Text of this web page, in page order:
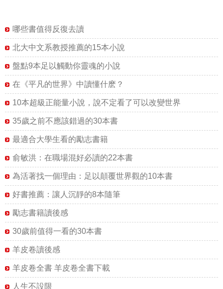
哪些書值得反復去讀
北大中文系教授推薦的15本小說
盤點9本足以觸動你靈魂的小說
在《平凡的世界》中讀懂什麽？
10本超級正能量小說，說不定看了可以改變世界
35歲之前不應該錯過的30本書
最適合大學生看的勵志書籍
俞敏洪：在職場混好必讀的22本書
為活著找一個理由：足以顛覆世界觀的10本書
好書推薦：讓人沉靜的8本隨筆
勵志書籍讀後感
30歲前值得一看的30本書
羊皮卷讀後感
羊皮卷全書 羊皮卷全書下載
人生不設限